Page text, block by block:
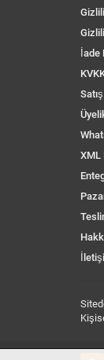
İade
XML